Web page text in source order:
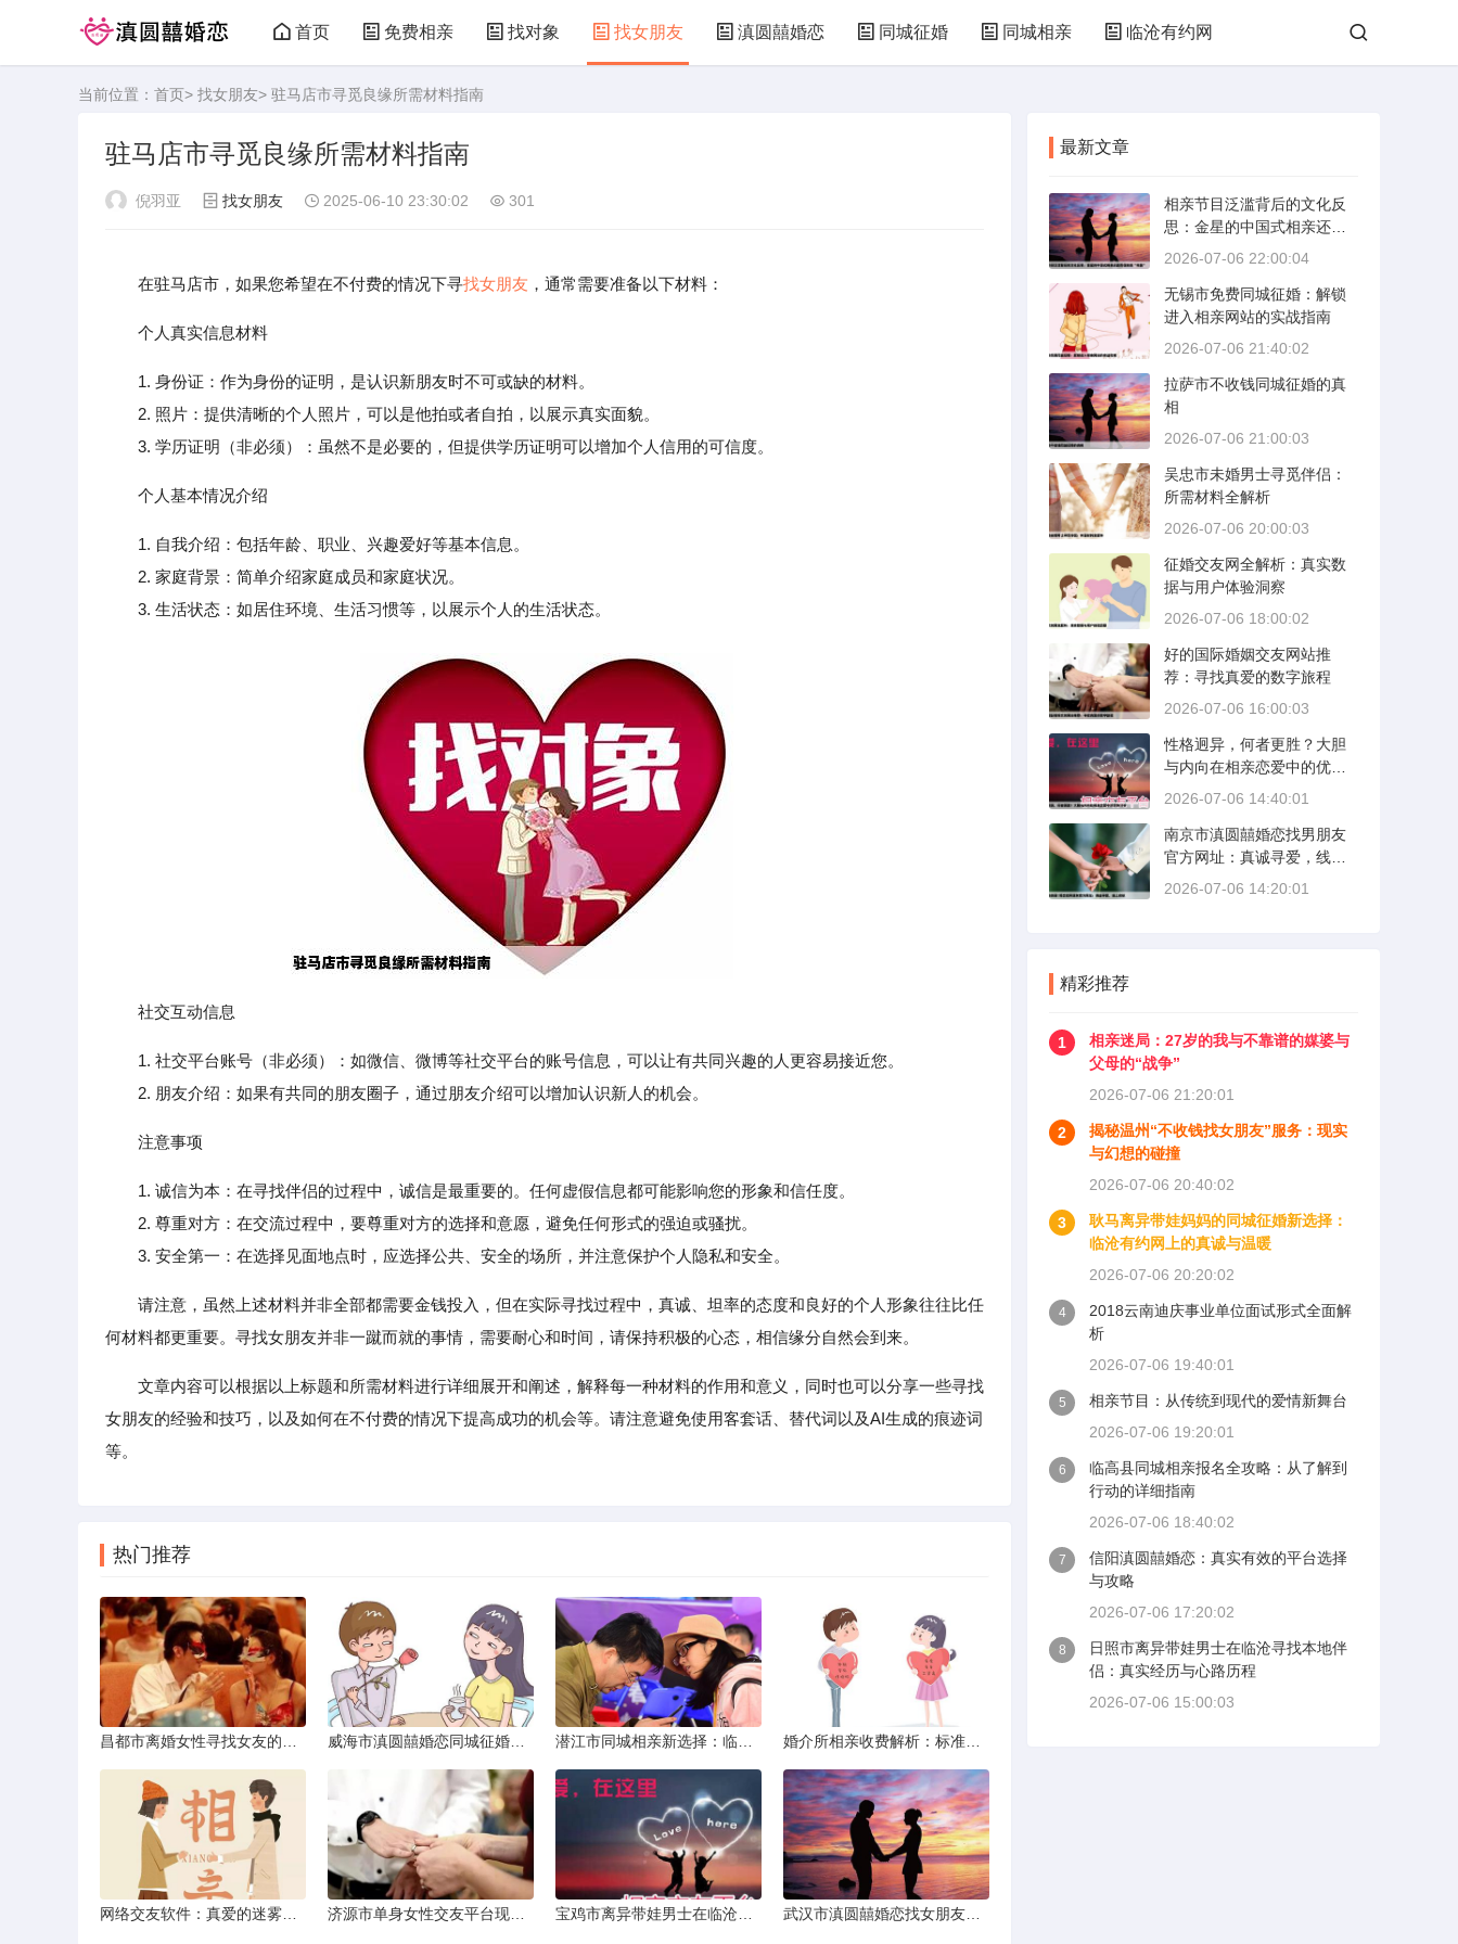
首页 免费相亲 找对象 找女朋友 滇圆囍婚恋 同城征婚 同城相亲 临沧有约网
当前位置： 首页> 找女朋友> 驻马店市寻觅良缘所需材料指南
驻马店市寻觅良缘所需材料指南
倪羽亚 找女朋友 2025-06-10 23:30:02 301
在驻马店市，如果您希望在不付费的情况下寻找女朋友 ，通常需要准备以下材料：
个人真实信息材料
1. 身份证：作为身份的证明，是认识新朋友时不可或缺的材料。
2. 照片：提供清晰的个人照片，可以是他拍或者自拍，以展示真实面貌。
3. 学历证明（非必须）：虽然不是必要的，但提供学历证明可以增加个人信用的可信度。
个人基本情况介绍
1. 自我介绍：包括年龄、职业、兴趣爱好等基本信息。
2. 家庭背景：简单介绍家庭成员和家庭状况。
3. 生活状态：如居住环境、生活习惯等，以展示个人的生活状态。
社交互动信息
1. 社交平台账号（非必须）：如微信、微博等社交平台的账号信息，可以让有共同兴趣的人更容易接近您。
2. 朋友介绍：如果有共同的朋友圈子，通过朋友介绍可以增加认识新人的机会。
注意事项
1. 诚信为本：在寻找伴侣的过程中，诚信是最重要的。任何虚假信息都可能影响您的形象和信任度。
2. 尊重对方：在交流过程中，要尊重对方的选择和意愿，避免任何形式的强迫或骚扰。
3. 安全第一：在选择见面地点时，应选择公共、安全的场所，并注意保护个人隐私和安全。
请注意，虽然上述材料并非全部都需要金钱投入，但在实际寻找过程中，真诚、坦率的态度和良好的个人形象往往比任
何材料都更重要。寻找女朋友并非一蹴而就的事情，需要耐心和时间，请保持积极的心态，相信缘分自然会到来。
文章内容可以根据以上标题和所需材料进行详细展开和阐述，解释每一种材料的作用和意义，同时也可以分享一些寻找
女朋友的经验和技巧，以及如何在不付费的情况下提高成功的机会等。请注意避免使用客套话、替代词以及AI生成的痕迹词
等。
热门推荐
最新文章
相亲节目泛滥背后的文化反
思：金星的中国式相亲还能
否保持其“完美”
2026-07-06 22:00:04
无锡市免费同城征婚：解锁
进入相亲网站的实战指南
2026-07-06 21:40:02
拉萨市不收钱同城征婚的真
相
2026-07-06 21:00:03
吴忠市未婚男士寻觅伴侣：
所需材料全解析
2026-07-06 20:00:03
征婚交友网全解析：真实数
据与用户体验洞察
2026-07-06 18:00:02
好的国际婚姻交友网站推
荐：寻找真爱的数字旅程
2026-07-06 16:00:03
性格迥异，何者更胜？大胆
与内向在相亲恋爱中的优势
分析
2026-07-06 14:40:01
南京市滇圆囍婚恋找男朋友
官方网址：真诚寻爱，线上
启航
2026-07-06 14:20:01
精彩推荐
1
相亲迷局：27岁的我与不靠谱的媒婆与
父母的“战争”
2026-07-06 21:20:01
2
揭秘温州“不收钱找女朋友”服务：现实
与幻想的碰撞
2026-07-06 20:40:02
3
耿马离异带娃妈妈的同城征婚新选择：
临沧有约网上的真诚与温暖
2026-07-06 20:20:02
4
2018云南迪庆事业单位面试形式全面解
析
2026-07-06 19:40:01
5
相亲节目：从传统到现代的爱情新舞台
2026-07-06 19:20:01
6
临高县同城相亲报名全攻略：从了解到
行动的详细指南
2026-07-06 18:40:02
7
信阳滇圆囍婚恋：真实有效的平台选择
与攻略
2026-07-06 17:20:02
8
日照市离异带娃男士在临沧寻找本地伴
侣：真实经历与心路历程
2026-07-06 15:00:03